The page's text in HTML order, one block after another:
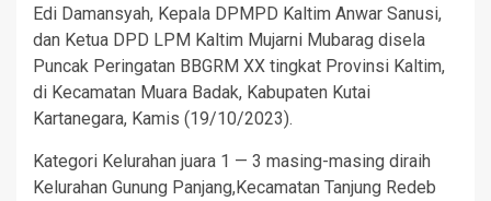
Edi Damansyah, Kepala DPMPD Kaltim Anwar Sanusi,
dan Ketua DPD LPM Kaltim Mujarni Mubarag disela
Puncak Peringatan BBGRM XX tingkat Provinsi Kaltim,
di Kecamatan Muara Badak, Kabupaten Kutai
Kartanegara, Kamis (19/10/2023).
Kategori Kelurahan juara 1 — 3 masing-masing diraih
Kelurahan Gunung Panjang,Kecamatan Tanjung Redeb